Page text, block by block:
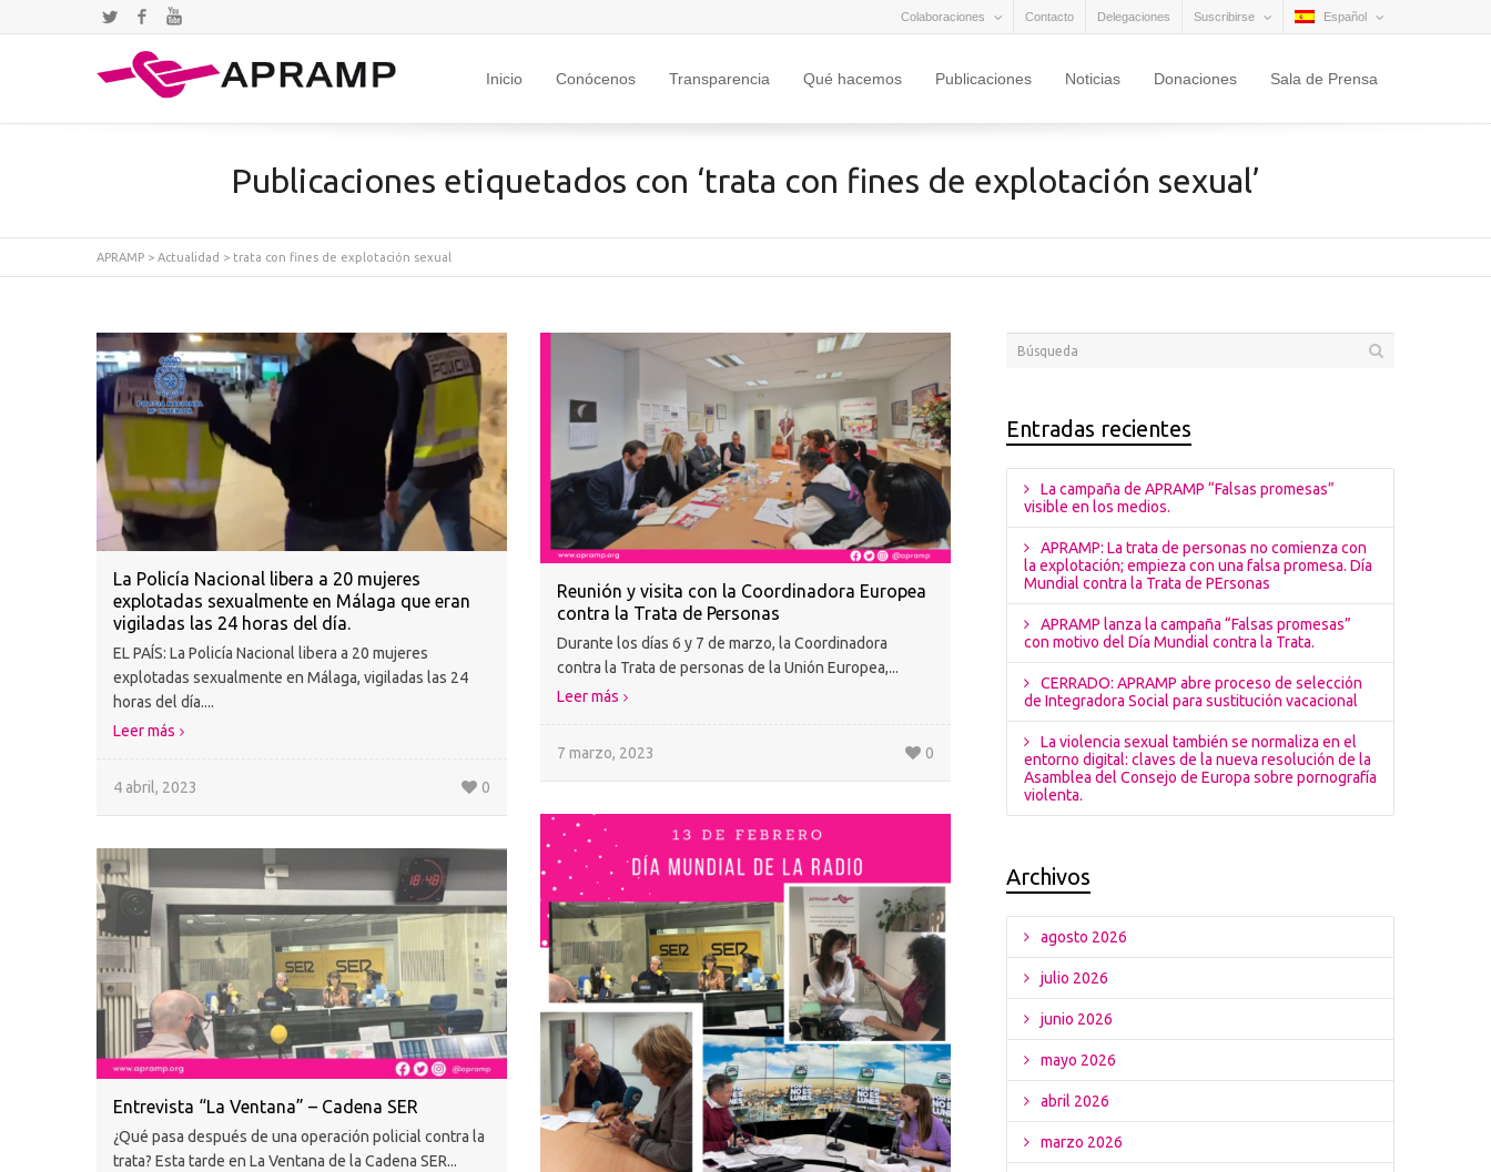
Suscribirse Español
Colaboraciones Contacto Delegaciones
TwitterFacebook
Inicio Conócenos Transparencia Qué hacemos Publicaciones Noticias Donaciones Sala de Prensa
Publicaciones etiquetados con ‘trata con fines de explotación sexual’
APRAMP > Actualidad > trata con fines de explotación sexual
La Policía Nacional libera a 20 mujeres
explotadas sexualmente en Málaga que eran
vigiladas las 24 horas del día.
EL PAÍS: La Policía Nacional libera a 20 mujeres
explotadas sexualmente en Málaga, vigiladas las 24
horas del día....
Leer más
4 abril, 2023 0
Reunión y visita con la Coordinadora Europea
contra la Trata de Personas
Durante los días 6 y 7 de marzo, la Coordinadora
contra la Trata de personas de la Unión Europea,...
Leer más
7 marzo, 2023 0
Entrevista “La Ventana” – Cadena SER
¿Qué pasa después de una operación policial contra la
trata? Esta tarde en La Ventana de la Cadena SER...
Entradas recientes
La campaña de APRAMP “Falsas promesas”
visible en los medios.
APRAMP: La trata de personas no comienza con
la explotación; empieza con una falsa promesa. Día
Mundial contra la Trata de PErsonas
APRAMP lanza la campaña “Falsas promesas”
con motivo del Día Mundial contra la Trata.
CERRADO: APRAMP abre proceso de selección
de Integradora Social para sustitución vacacional
La violencia sexual también se normaliza en el
entorno digital: claves de la nueva resolución de la
Asamblea del Consejo de Europa sobre pornografía
violenta.
Archivos
agosto 2026
julio 2026
junio 2026
mayo 2026
abril 2026
marzo 2026